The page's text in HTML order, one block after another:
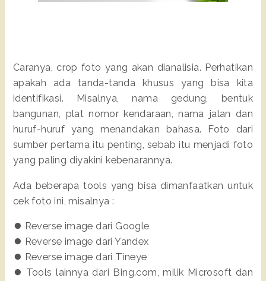
Caranya, crop foto yang akan dianalisia. Perhatikan
apakah ada tanda-tanda khusus yang bisa kita
identifikasi. Misalnya, nama gedung, bentuk
bangunan, plat nomor kendaraan, nama jalan dan
huruf-huruf yang menandakan bahasa. Foto dari
sumber pertama itu penting, sebab itu menjadi foto
yang paling diyakini kebenarannya.
Ada beberapa tools yang bisa dimanfaatkan untuk
cek foto ini, misalnya :
⏺️ Reverse image dari Google
⏺️ Reverse image dari Yandex
⏺️ Reverse image dari Tineye
⏺️ Tools lainnya dari Bing.com, milik Microsoft dan